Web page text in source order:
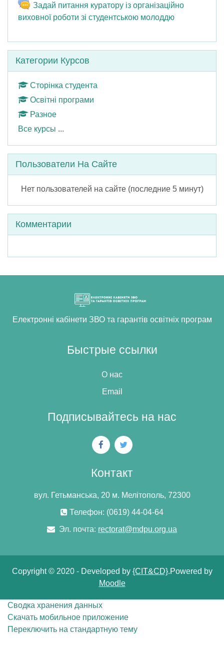
Задай питання куратору із організаційно
виховної роботи зі студентською молоддюЧат
Категории Курсов
Сторінка студента
Освітні програми
Разное
Все курсы ...
Пропустить Пользователи на сайте
Пользователи На Сайте
Нет пользователей на сайте (последние 5 минут)
Комментарии
Електронні кабінети ЗВО та гарантів освітніх програм
Быстрые ссылки
О нас
Email
Подписывайтесь на нас
Контакт
вул. Гетьманська, 20 м. Мелітополь, 72300
Телефон: (0619) 44-04-64
Эл. почта: rectorat@mdpu.org.ua
Copyright © 2020 - Developed by {CIT&CD}.Powered by
Moodle
Сводка хранения данных
Скачать мобильное приложение
Переключить на стандартную тему